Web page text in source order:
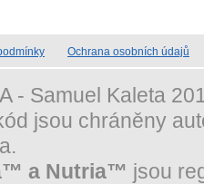
Ochrana osobních údajů
- Samuel Kaleta
jsou chráněny
a Nutria™ jsou